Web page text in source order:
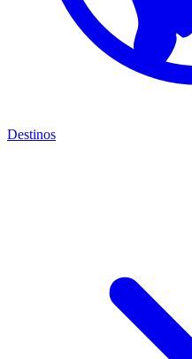
Destinos